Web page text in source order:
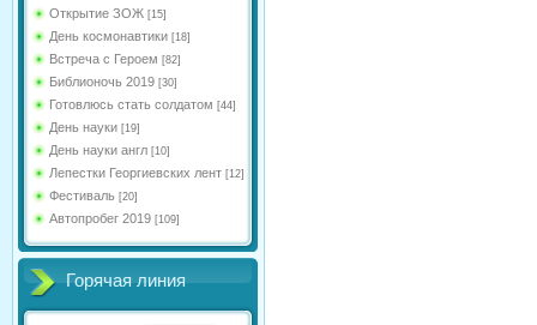
Открытие ЗОЖ [15]
День космонавтики [18]
Встреча с Героем [82]
Библионочь 2019 [30]
Готовлюсь стать солдатом [44]
День науки [19]
День науки англ [10]
Лепестки Георгиевских лент [12]
Фестиваль [20]
Автопробег 2019 [109]
Горячая линия